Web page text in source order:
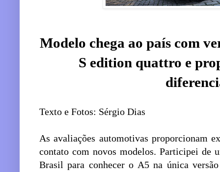
Modelo chega ao país com
S edition quattro e
Texto e Fotos: Sérgio Dias
As avaliações automotivas proporcionam
contato com novos modelos. Participei de
Brasil para conhecer o A5 na única